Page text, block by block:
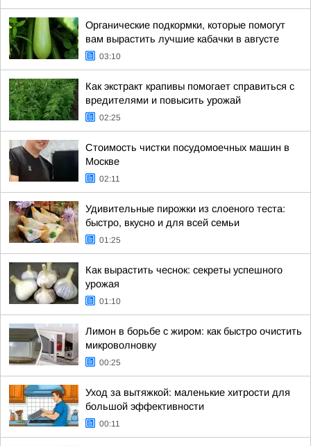
Органические подкормки, которые помогут
вам вырастить лучшие кабачки в августе
03:10
Как экстракт крапивы помогает справиться с
вредителями и повысить урожай
02:25
Стоимость чистки посудомоечных машин в
Москве
02:11
Удивительные пирожки из слоеного теста:
быстро, вкусно и для всей семьи
01:25
Как вырастить чеснок: секреты успешного
урожая
01:10
Лимон в борьбе с жиром: как быстро очистить
микроволновку
00:25
Уход за вытяжкой: маленькие хитрости для
большой эффективности
00:11